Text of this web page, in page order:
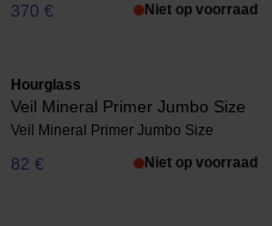
370 € Niet op voorraad
Hourglass
Veil Mineral Primer Jumbo Size
Veil Mineral Primer Jumbo Size
82 € Niet op voorraad